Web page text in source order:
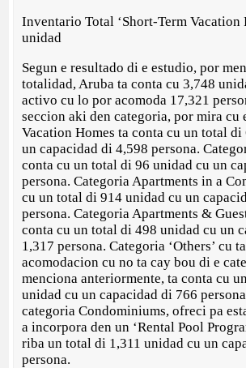
Inventario Total ‘Short-Term Vacation
unidad
Segun e resultado di e estudio, por
totalidad, Aruba ta conta cu 3,748
activo cu lo por acomoda 17,321
seccion aki den categoria, por mira cu
Vacation Homes ta conta cu un total
un capacidad di 4,598 persona.
conta cu un total di 96 unidad cu un
persona. Categoria Apartments in a
cu un total di 914 unidad cu un
persona. Categoria Apartments &
conta cu un total di 498 unidad cu un
1,317 persona. Categoria ‘Others’ cu
acomodacion cu no ta cay bou di e
menciona anteriormente, ta conta cu
unidad cu un capacidad di 766
categoria Condominiums, ofreci pa
a incorpora den un ‘Rental Pool
riba un total di 1,311 unidad cu un
persona.